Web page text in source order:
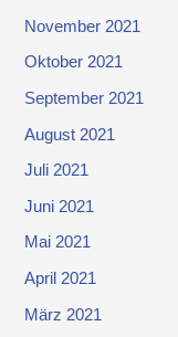
November 2021
Oktober 2021
September 2021
August 2021
Juli 2021
Juni 2021
Mai 2021
April 2021
März 2021